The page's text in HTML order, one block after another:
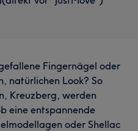
Fingernägel oder
natürlichen Look? So
Kreuzberg, werden
eine entspannende
oder Shellac